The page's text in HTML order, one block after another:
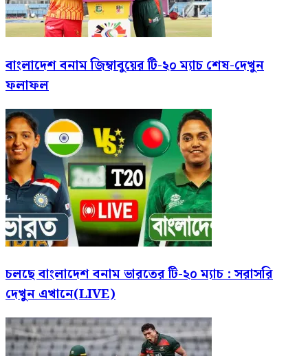
বাংলাদেশ বনাম জিম্বাবুয়ের টি-২০ ম্যাচ শেষ-দেখুন
ফলাফল
চলছে বাংলাদেশ বনাম ভারতের টি-২০ ম্যাচ : সরাসরি
দেখুন এখানে(LIVE)